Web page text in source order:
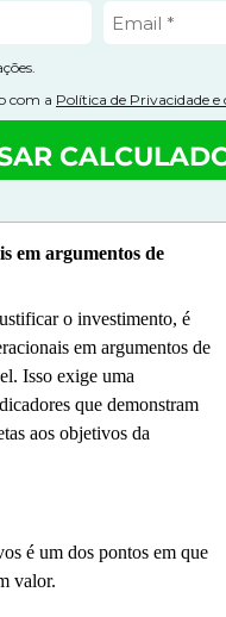
com a Política de Privacidade e
em argumentos de
o investimento, é
em argumentos de
Isso exige uma
que demonstram
aos objetivos da
é um dos pontos em que
valor.